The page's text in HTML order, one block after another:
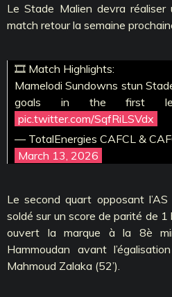
Le Stade Malien devra réaliser
match retour la semaine
🎞️ Match Highlights:
Mamelodi Sundowns stun
goals in the first
pic.twitter.com/SqfRiLSVdx
— TotalEnergies CAFCL &
March 13, 2026
Le second quart opposant
soldé sur un score de parité de
ouvert la marque à la 8è
Hammoudan avant
Mahmoud Zalaka (52’).